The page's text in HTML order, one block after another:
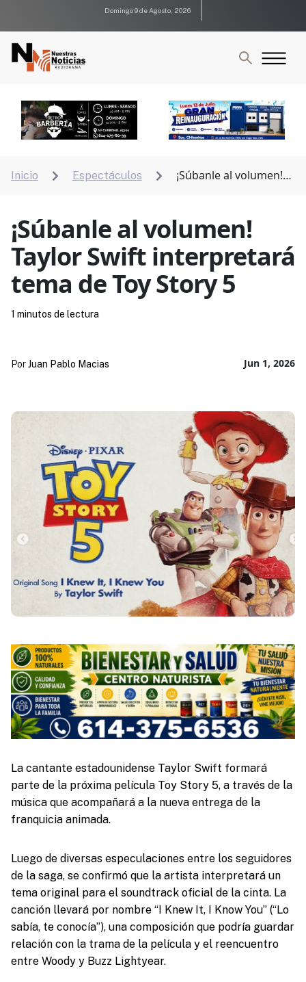
Domingo 9 de Agosto, 2026
Inicio  Espectáculos 
¡Súbanle al volumen!
¡Súbanle al volumen!
Taylor Swift interpretará
tema de Toy Story 5
Jun 1, 2026
PorJuan Pablo Macias
1 minutos de lectura
La cantante estadounidense Taylor Swift formará
parte de la próxima película Toy Story 5, a través de la
música que acompañará a la nueva entrega de la
franquicia animada.
Luego de diversas especulaciones entre los seguidores
de la saga, se confirmó que la artista interpretará un
tema original para el soundtrack oficial de la cinta. La
canción llevará por nombre “I Knew It, I Know You” (“Lo
sabía, te conocía”), una composición que podría guardar
relación con la trama de la película y el reencuentro
entre Woody y Buzz Lightyear.